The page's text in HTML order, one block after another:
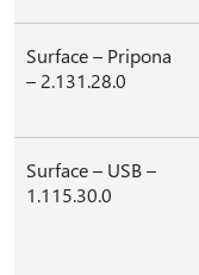
Surface – Pripona
– 2.131.28.0
Surface – USB –
1.115.30.0